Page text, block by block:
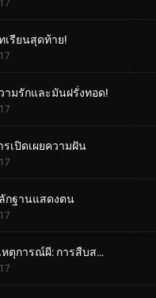
เรียนสุดท้าย!
ามรักและมันฝรั่งทอด!
รเปิดเผยความฝัน
กฐานแสดงตน
ตอนที่ 10 เหตุการณ์ผี: การสืบสวนเริ่มต้นขึ้น!